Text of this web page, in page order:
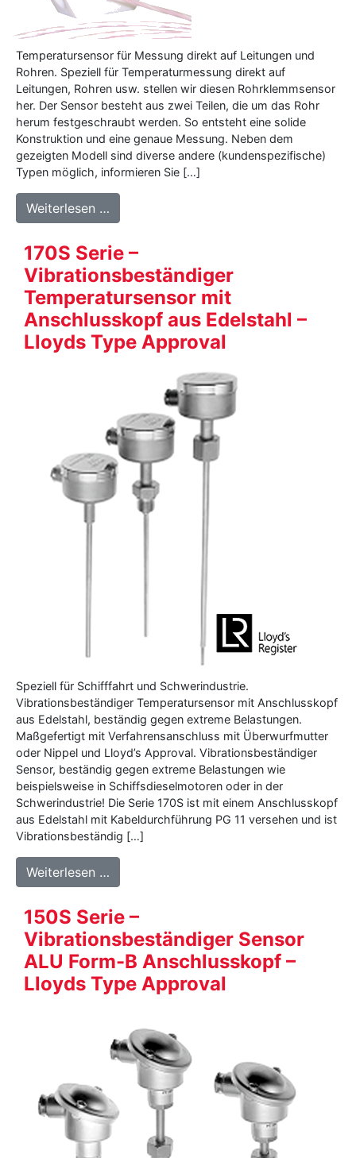
Temperatursensor für Messung direkt auf Leitungen und
Rohren. Speziell für Temperaturmessung direkt auf
Leitungen, Rohren usw. stellen wir diesen Rohrklemmsensor
her. Der Sensor besteht aus zwei Teilen, die um das Rohr
herum festgeschraubt werden. So entsteht eine solide
Konstruktion und eine genaue Messung. Neben dem
gezeigten Modell sind diverse andere (kundenspezifische)
Typen möglich, informieren Sie […]
Weiterlesen …
170S Serie –
Vibrationsbeständiger
Temperatursensor mit
Anschlusskopf aus Edelstahl –
Lloyds Type Approval
Speziell für Schifffahrt und Schwerindustrie.
Vibrationsbeständiger Temperatursensor mit Anschlusskopf
aus Edelstahl, beständig gegen extreme Belastungen.
Maßgefertigt mit Verfahrensanschluss mit Überwurfmutter
oder Nippel und Lloyd’s Approval. Vibrationsbeständiger
Sensor, beständig gegen extreme Belastungen wie
beispielsweise in Schiffsdieselmotoren oder in der
Schwerindustrie! Die Serie 170S ist mit einem Anschlusskopf
aus Edelstahl mit Kabeldurchführung PG 11 versehen und ist
Vibrationsbeständig […]
Weiterlesen …
150S Serie –
Vibrationsbeständiger Sensor
ALU Form-B Anschlusskopf –
Lloyds Type Approval